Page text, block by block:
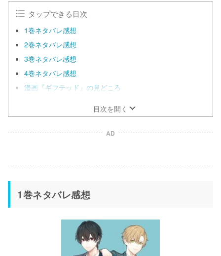
タップできる目次
1巻ネタバレ感想
2巻ネタバレ感想
3巻ネタバレ感想
4巻ネタバレ感想
漫画『ギフテッド』の見どころ
目次を開く
AD
1巻ネタバレ感想